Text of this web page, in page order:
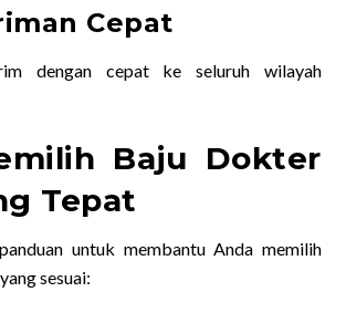
Cepat
dengan cepat ke seluruh wilayah
Baju Dokter
Tepat
untuk membantu Anda memilih
sesuai: